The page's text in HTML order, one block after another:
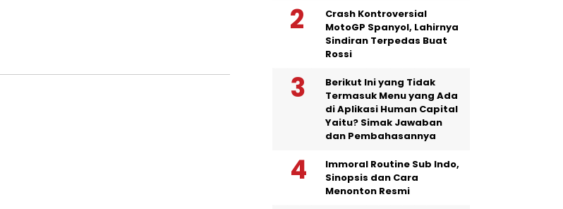
Crash Kontroversial
MotoGP Spanyol, Lahirnya
Sindiran Terpedas Buat
Rossi
Berikut Ini yang Tidak
Termasuk Menu yang Ada
di Aplikasi Human Capital
Yaitu? Simak Jawaban
dan Pembahasannya
Immoral Routine Sub Indo,
Sinopsis dan Cara
Menonton Resmi